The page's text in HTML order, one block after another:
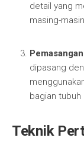
detail yang
masing-
dipasang
bagian
Teknik